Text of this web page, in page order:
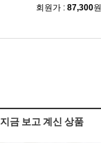
회원가 : 87,300원
지금 보고 계신 상품